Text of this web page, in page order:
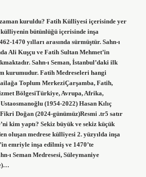
kuruldu? Fatih Külliyesi içerisinde yer
külliyenin bütünlüğü içerisinde inşa
1470 yılları arasında sürmüştür. Sahn-ı
Ali Kuşçu ve Fatih Sultan Mehmet’in
Sahn-ı Seman, İstanbul’daki ilk
kurumudur. Fatih Medreseleri hangi
Toplum MerkeziÇarşamba, Fatih,
BölgesiTürkiye, Avrupa, Afrika,
(1954-2022) Hasan Kılıç
Doğan (2024-günümüz)Resmi .tr5 satır
kim yaptı? Sekiz büyük ve sekiz küçük
oluşan medrese külliyesi 2. yüzyılda inşa
emriyle inşa edilmiş ve 1470’te
ı Seman Medresesi, Süleymaniye